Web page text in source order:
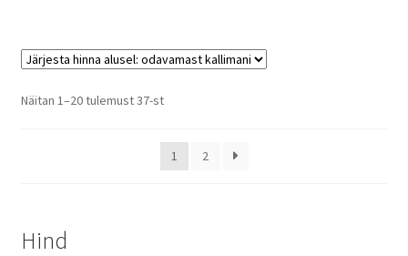
Näitan 1–20 tulemust 37-stSorted
price:
low
1 2
Hind